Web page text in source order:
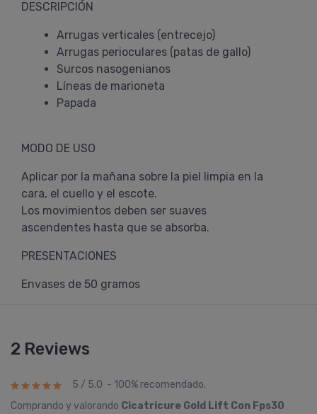
DESCRIPCIÓN
Arrugas verticales (entrecejo)
Arrugas perioculares (patas de gallo)
Surcos nasogenianos
Líneas de marioneta
Papada
MODO DE USO
Aplicar por la mañana sobre la piel limpia en la
cara, el cuello y el escote.
Los movimientos deben ser suaves
ascendentes hasta que se absorba.
PRESENTACIONES
Envases de 50 gramos
2 Reviews
5 / 5.0 - 100% recomendado.
Comprando y valorando Cicatricure Gold Lift Con Fps30